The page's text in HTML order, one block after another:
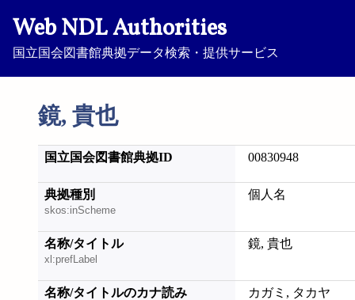
Web NDL Authorities
国立国会図書館典拠データ検索・提供サービス
鏡, 貴也
国立国会図書館典拠ID 00830948
典拠種別
skos:inScheme
個人名
名称/タイトル
xl:prefLabel
鏡, 貴也
名称/タイトルのカナ読み カガミ, タカヤ